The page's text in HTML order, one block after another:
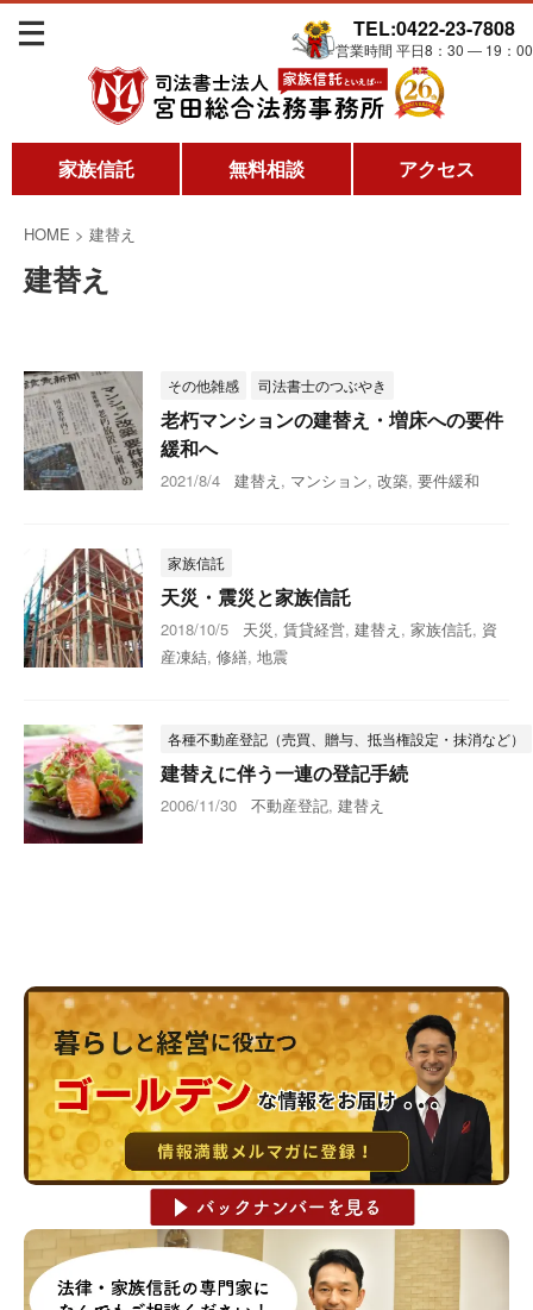
TEL:0422-23-7808
営業時間 平日8：30 ― 19：00
家族信託 無料相談 アクセス
HOME > 建替え
建替え
その他雑感 司法書士のつぶやき
老朽マンションの建替え・増床への要件
緩和へ
2021/8/4 建替え , マンション, 改築, 要件緩和
家族信託
天災・震災と家族信託
2018/10/5 天災, 賃貸経営, 建替え , 家族信託, 資
産凍結, 修繕, 地震
各種不動産登記（売買、贈与、抵当権設定・抹消など）
建替えに伴う一連の登記手続
2006/11/30 不動産登記, 建替え